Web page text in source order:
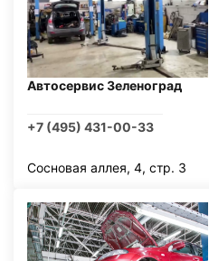
Автосервис Зеленоград
+7 (495) 431-00-33
Сосновая аллея, 4, стр. 3